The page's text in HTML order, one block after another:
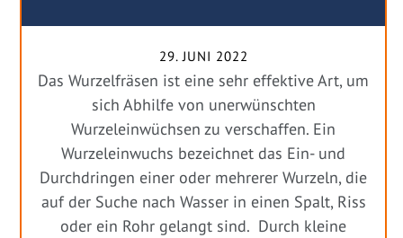
29. JUNI 2022
Das Wurzelfräsen ist eine sehr effektive Art, um
sich Abhilfe von unerwünschten
Wurzeleinwüchsen zu verschaffen. Ein
Wurzeleinwuchs bezeichnet das Ein- und
Durchdringen einer oder mehrerer Wurzeln, die
auf der Suche nach Wasser in einen Spalt, Riss
oder ein Rohr gelangt sind. Durch kleine